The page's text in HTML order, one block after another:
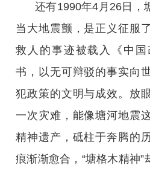
还有1990年4月26日，
当大地震颤，是正义征服
救人的事迹被载入《中
书，以无可辩驳的事实向
犯政策的文明与成效。放
一次灾难，能像塘河地震
精神遗产，砥柱于奔腾的
痕渐渐愈合，“塘格木精神